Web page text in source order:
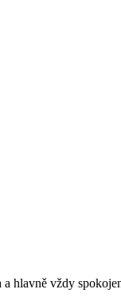
a hlavně vždy